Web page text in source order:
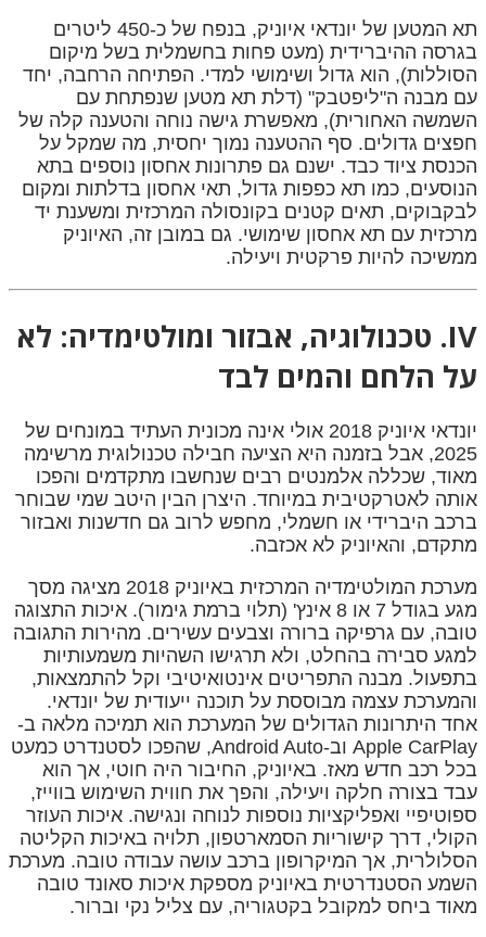
תא המטען של יונדאי איוניק, בנפח של כ-450 ליטרים
בגרסה ההיברידית (מעט פחות בחשמלית בשל מיקום
הסוללות), הוא גדול ושימושי למדי. הפתיחה הרחבה, יחד
עם מבנה ה"ליפטבק" (דלת תא מטען שנפתחת עם
השמשה האחורית), מאפשרת גישה נוחה והטענה קלה של
חפצים גדולים. סף ההטענה נמוך יחסית, מה שמקל על
הכנסת ציוד כבד. ישנם גם פתרונות אחסון נוספים בתא
הנוסעים, כמו תא כפפות גדול, תאי אחסון בדלתות ומקום
לבקבוקים, תאים קטנים בקונסולה המרכזית ומשענת יד
מרכזית עם תא אחסון שימושי. גם במובן זה, האיוניק
ממשיכה להיות פרקטית ויעילה.
IV. טכנולוגיה, אבזור ומולטימדיה: לא
על הלחם והמים לבד
יונדאי איוניק 2018 אולי אינה מכונית העתיד במונחים של
2025, אבל בזמנה היא הציעה חבילה טכנולוגית מרשימה
מאוד, שכללה אלמנטים רבים שנחשבו מתקדמים והפכו
אותה לאטרקטיבית במיוחד. היצרן הבין היטב שמי שבוחר
ברכב היברידי או חשמלי, מחפש לרוב גם חדשנות ואבזור
מתקדם, והאיוניק לא אכזבה.
מערכת המולטימדיה המרכזית באיוניק 2018 מציגה מסך
מגע בגודל 7 או 8 אינץ' (תלוי ברמת גימור). איכות התצוגה
טובה, עם גרפיקה ברורה וצבעים עשירים. מהירות התגובה
למגע סבירה בהחלט, ולא תרגישו השהיות משמעותיות
בתפעול. מבנה התפריטים אינטואיטיבי וקל להתמצאות,
והמערכת עצמה מבוססת על תוכנה ייעודית של יונדאי.
אחד היתרונות הגדולים של המערכת הוא תמיכה מלאה ב-
Apple CarPlay וב-Android Auto, שהפכו לסטנדרט כמעט
בכל רכב חדש מאז. באיוניק, החיבור היה חוטי, אך הוא
עבד בצורה חלקה ויעילה, והפך את חווית השימוש בווייז,
ספוטיפיי ואפליקציות נוספות לנוחה ונגישה. איכות העוזר
הקולי, דרך קישוריות הסמארטפון, תלויה באיכות הקליטה
הסלולרית, אך המיקרופון ברכב עושה עבודה טובה. מערכת
השמע הסטנדרטית באיוניק מספקת איכות סאונד טובה
מאוד ביחס למקובל בקטגוריה, עם צליל נקי וברור.